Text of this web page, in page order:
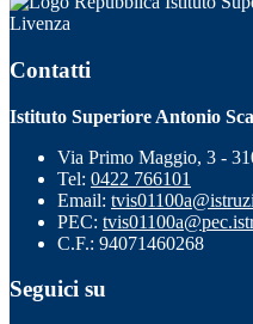
Livenza
Contatti
Istituto Superiore Antonio
Via Primo Maggio, 3 -
Tel: 0422 766101
Email:
PEC:
C.F.: 94071460268
Seguici su